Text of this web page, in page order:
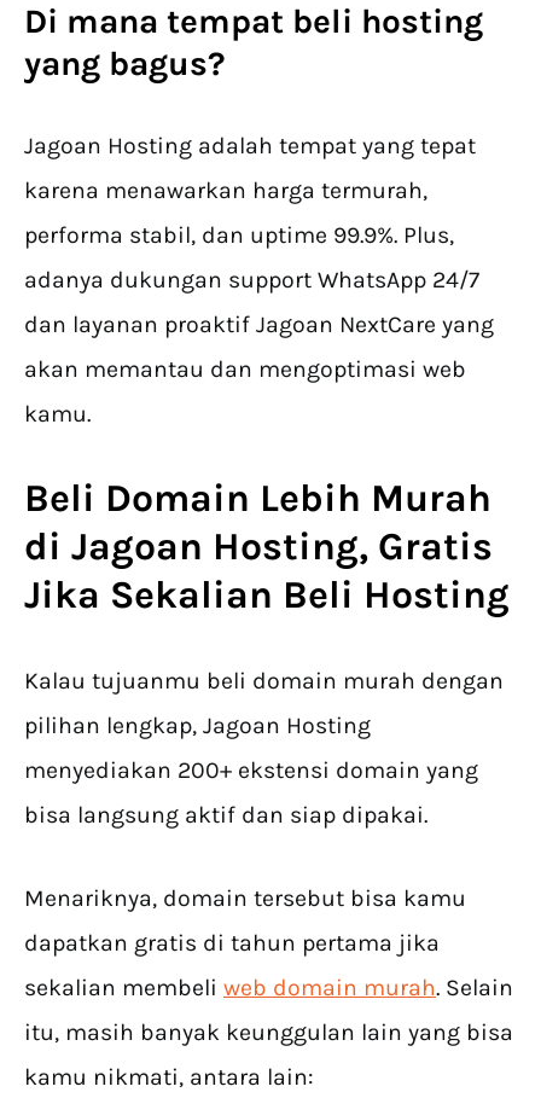
Di mana tempat beli hosting
yang bagus?
Jagoan Hosting adalah tempat yang tepat
karena menawarkan harga termurah,
performa stabil, dan uptime 99.9%. Plus,
adanya dukungan support WhatsApp 24/7
dan layanan proaktif Jagoan NextCare yang
akan memantau dan mengoptimasi web
kamu.
Beli Domain Lebih Murah
di Jagoan Hosting, Gratis
Jika Sekalian Beli Hosting
Kalau tujuanmu beli domain murah dengan
pilihan lengkap, Jagoan Hosting
menyediakan 200+ ekstensi domain yang
bisa langsung aktif dan siap dipakai.
Menariknya, domain tersebut bisa kamu
dapatkan gratis di tahun pertama jika
sekalian membeli web domain murah. Selain
itu, masih banyak keunggulan lain yang bisa
kamu nikmati, antara lain: